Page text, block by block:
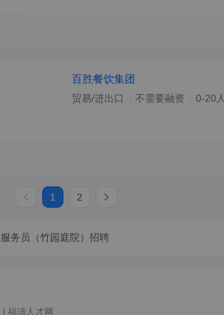
百胜餐饮集团
贸易/进出口 不需要融资 0-20人
1 2
服务员（竹园庭院）招聘
福清人才网